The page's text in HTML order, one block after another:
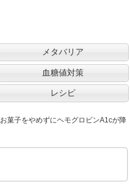
メタバリア
血糖値対策
レシピ
菓子をやめずにヘモグロビンA1cが降